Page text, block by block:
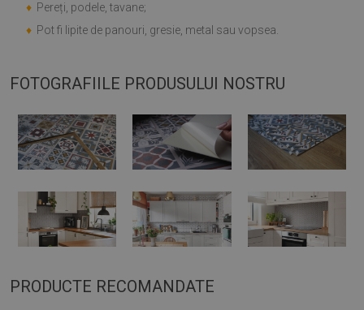
♦ Pereți, podele, tavane;
♦ Pot fi lipite de panouri, gresie, metal sau vopsea.
FOTOGRAFIILE PRODUSULUI NOSTRU
PRODUCTE RECOMANDATE